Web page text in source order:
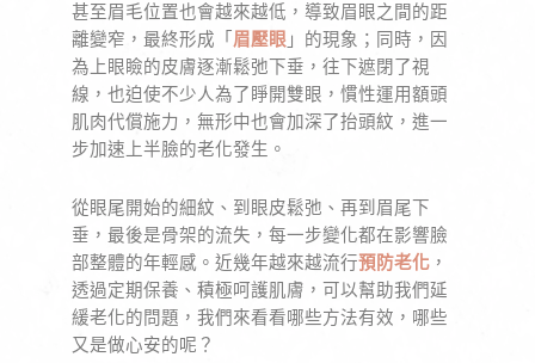
甚至眉毛位置也會越來越低，導致眉眼之間的距
離變窄，最終形成「 眉壓眼 」的現象；同時，因
為上眼瞼的皮膚逐漸鬆弛下垂，往下遮閉了視
線，也迫使不少人為了睜開雙眼，慣性運用額頭
肌肉代償施力，無形中也會加深了抬頭紋，進一
步加速上半臉的老化發生。
從眼尾開始的細紋、到眼皮鬆弛、再到眉尾下
垂，最後是骨架的流失，每一步變化都在影響臉
部整體的年輕感。近幾年越來越流行預防老化 ，
透過定期保養、積極呵護肌膚，可以幫助我們延
緩老化的問題，我們來看看哪些方法有效，哪些
又是做心安的呢？